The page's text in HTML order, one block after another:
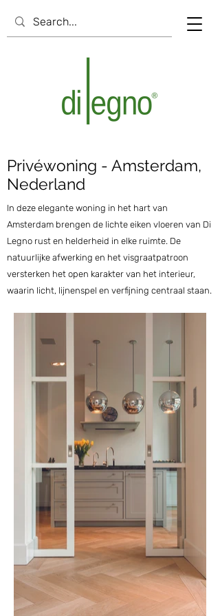
Privéwoning - Amsterdam,
Nederland
In deze elegante woning in het hart van
Amsterdam brengen de lichte eiken vloeren van Di
Legno rust en helderheid in elke ruimte. De
natuurlijke afwerking en het visgraatpatroon
versterken het open karakter van het interieur,
waarin licht, lijnenspel en verfijning centraal staan.